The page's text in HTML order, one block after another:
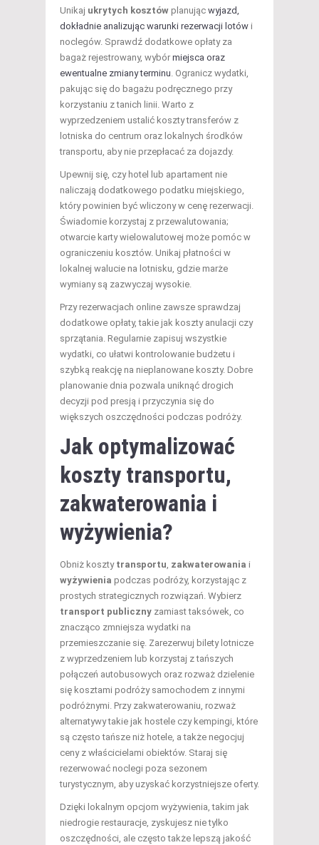
Unikaj ukrytych kosztów planując wyjazd,
dokładnie analizując warunki rezerwacji lotów i
noclegów. Sprawdź dodatkowe opłaty za
bagaż rejestrowany, wybór miejsca oraz
ewentualne zmiany terminu . Ogranicz wydatki,
pakując się do bagażu podręcznego przy
korzystaniu z tanich linii. Warto z
wyprzedzeniem ustalić koszty transferów z
lotniska do centrum oraz lokalnych środków
transportu, aby nie przepłacać za dojazdy.
Upewnij się, czy hotel lub apartament nie
naliczają dodatkowego podatku miejskiego,
który powinien być wliczony w cenę rezerwacji.
Świadomie korzystaj z przewalutowania;
otwarcie karty wielowalutowej może pomóc w
ograniczeniu kosztów. Unikaj płatności w
lokalnej walucie na lotnisku, gdzie marże
wymiany są zazwyczaj wysokie.
Przy rezerwacjach online zawsze sprawdzaj
dodatkowe opłaty, takie jak koszty anulacji czy
sprzątania. Regularnie zapisuj wszystkie
wydatki, co ułatwi kontrolowanie budżetu i
szybką reakcję na nieplanowane koszty. Dobre
planowanie dnia pozwala uniknąć drogich
decyzji pod presją i przyczynia się do
większych oszczędności podczas podróży.
Jak optymalizować
koszty transportu,
zakwaterowania i
wyżywienia?
Obniż koszty transportu zakwaterowania i
wyżywienia podczas podróży, korzystając z
prostych strategicznych rozwiązań. Wybierz
transport publiczny zamiast taksówek, co
znacząco zmniejsza wydatki na
przemieszczanie się. Zarezerwuj bilety lotnicze
z wyprzedzeniem lub korzystaj z tańszych
połączeń autobusowych oraz rozważ dzielenie
się kosztami podróży samochodem z innymi
podróżnymi. Przy zakwaterowaniu, rozważ
alternatywy takie jak hostele czy kempingi, które
są często tańsze niż hotele, a także negocjuj
ceny z właścicielami obiektów. Staraj się
rezerwować noclegi poza sezonem
turystycznym, aby uzyskać korzystniejsze oferty.
Dzięki lokalnym opcjom wyżywienia, takim jak
niedrogie restauracje, zyskujesz nie tylko
oszczędności, ale często także lepszą jakość